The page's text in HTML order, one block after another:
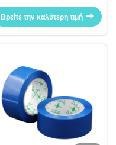
ταινία για σφραγίσματα κουτί
Βρείτε την καλύτερη τιμή